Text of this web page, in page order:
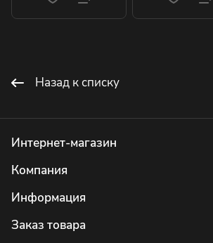
Назад к списку
Интернет-магазин
Компания
Информация
Заказ товара